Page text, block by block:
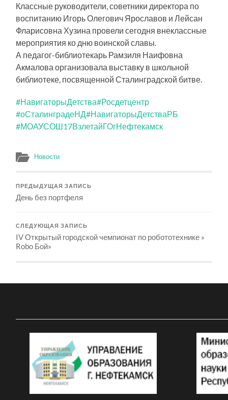
Классные руководители, советники директора по
воспитанию Игорь Олегович Ярославов и Лейсан
Фларисовна Хузина провели сегодня внеклассные
мероприятия ко дню воинской славы.
А педагог-библиотекарь Рамзиля Наифовна
Акмалова организовала выставку в школьной
библиотеке, посвященной Сталинградской битве.
#НавигаторыДетства#Росдетцентр
#оСталинградеНД#НавигаторыДетстваРБ
#МОАУСОШ17ВзлетайГОгНефтекамск
Новости
ПРЕДЫДУЩАЯ ЗАПИСЬ
День без портфеля
СЛЕДУЮЩАЯ ЗАПИСЬ
IV Открытый городской чемпионат по робототехнике »
Robo Бой»